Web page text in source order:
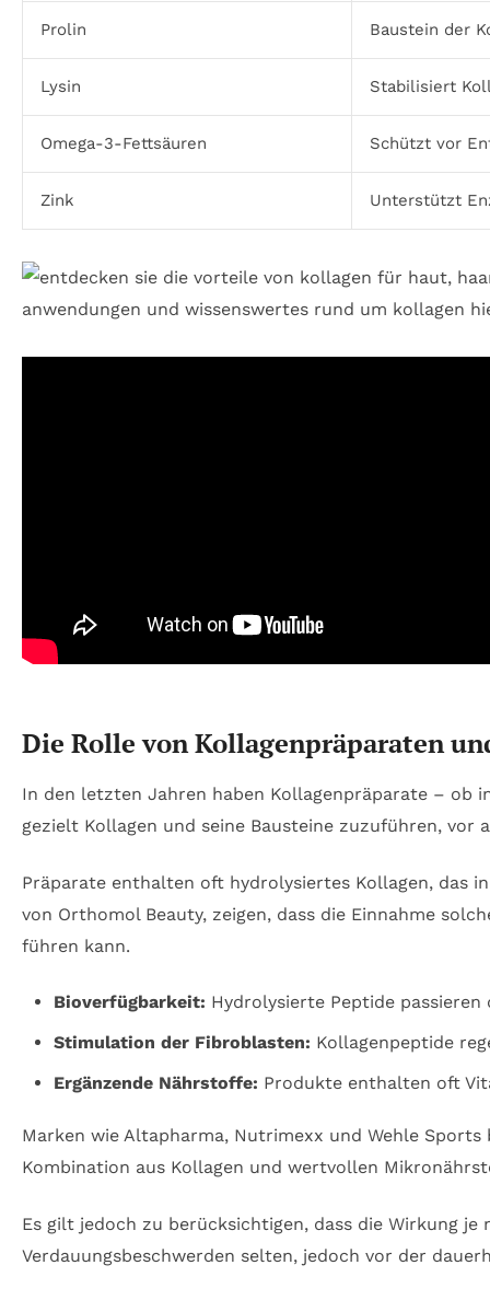
Prolin Baustein der
Lysin Stabilisiert
Omega-3-Fettsäuren Schützt vor
Zink Unterstützt
Die Rolle von Kollagenpräparaten
In den letzten Jahren haben Kollagenpräparate – ob
gezielt Kollagen und seine Bausteine zuzuführen,
Präparate enthalten oft hydrolysiertes Kollagen, das
von Orthomol Beauty, zeigen, dass die Einnahme
führen kann.
Bioverfügbarkeit: Hydrolysierte Peptide
Stimulation der Fibroblasten: Kollagenpeptide
Ergänzende Nährstoffe: Produkte enthalten oft
Marken wie Altapharma, Nutrimexx und Wehle
Kombination aus Kollagen und wertvollen
Es gilt jedoch zu berücksichtigen, dass die Wirkung je
Verdauungsbeschwerden selten, jedoch vor der